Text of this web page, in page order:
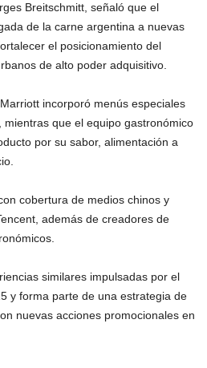
Breitschmitt, señaló que el
de la carne argentina a nuevas
el posicionamiento del
de alto poder adquisitivo.
incorporó menús especiales
que el equipo gastronómico
por su sabor, alimentación a
cobertura de medios chinos y
además de creadores de
similares impulsadas por el
y forma parte de una estrategia de
nuevas acciones promocionales en